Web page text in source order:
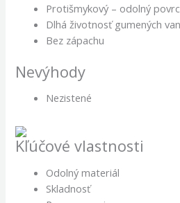
Protišmykový – odolný
Dlhá životnosť gumených
Bez zápachu
Nevýhody
Nezistené
Kľúčové vlastnosti
Odolný materiál
Skladnosť